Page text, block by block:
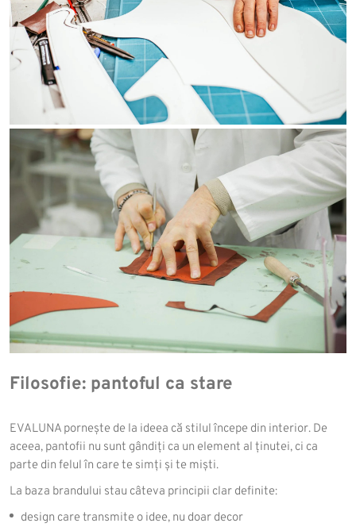
Filosofie: pantoful ca stare
EVALUNA pornește de la ideea că stilul începe din interior. De
aceea, pantofii nu sunt gândiți ca un element al ținutei, ci ca
parte din felul în care te simți și te miști.
La baza brandului stau câteva principii clar definite:
design care transmite o idee, nu doar decor